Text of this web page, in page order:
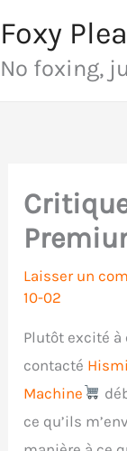
au
contenu
Foxy
No foxing,
Laisser un
10-02
Plutôt excité à
contacté
Machine
ce qu’ils